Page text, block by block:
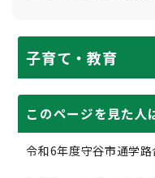
子育て・教育
このページを見た人
令和6年度守谷市通学